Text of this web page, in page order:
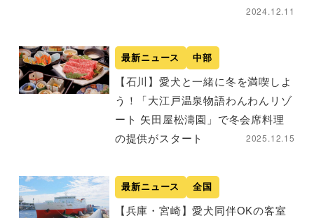
2024.12.11
最新ニュース 中部
【石川】愛犬と一緒に冬を満喫しよ
う！「大江戸温泉物語わんわんリゾ
ート 矢田屋松濤園」で冬会席料理
の提供がスタート
2025.12.15
最新ニュース 全国
【兵庫・宮崎】愛犬同伴OKの客室